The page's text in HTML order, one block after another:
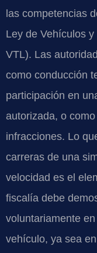
las competencias
Ley de Vehículos
VTL). Las
como conducción
participación en
autorizada, o
infracciones. Lo
carreras de una
velocidad es el
fiscalía debe
voluntariamente
vehículo, ya sea